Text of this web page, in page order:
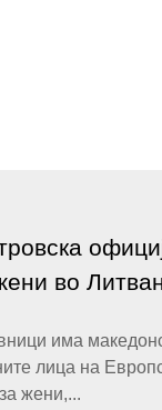
во
има
лица на
жени,...